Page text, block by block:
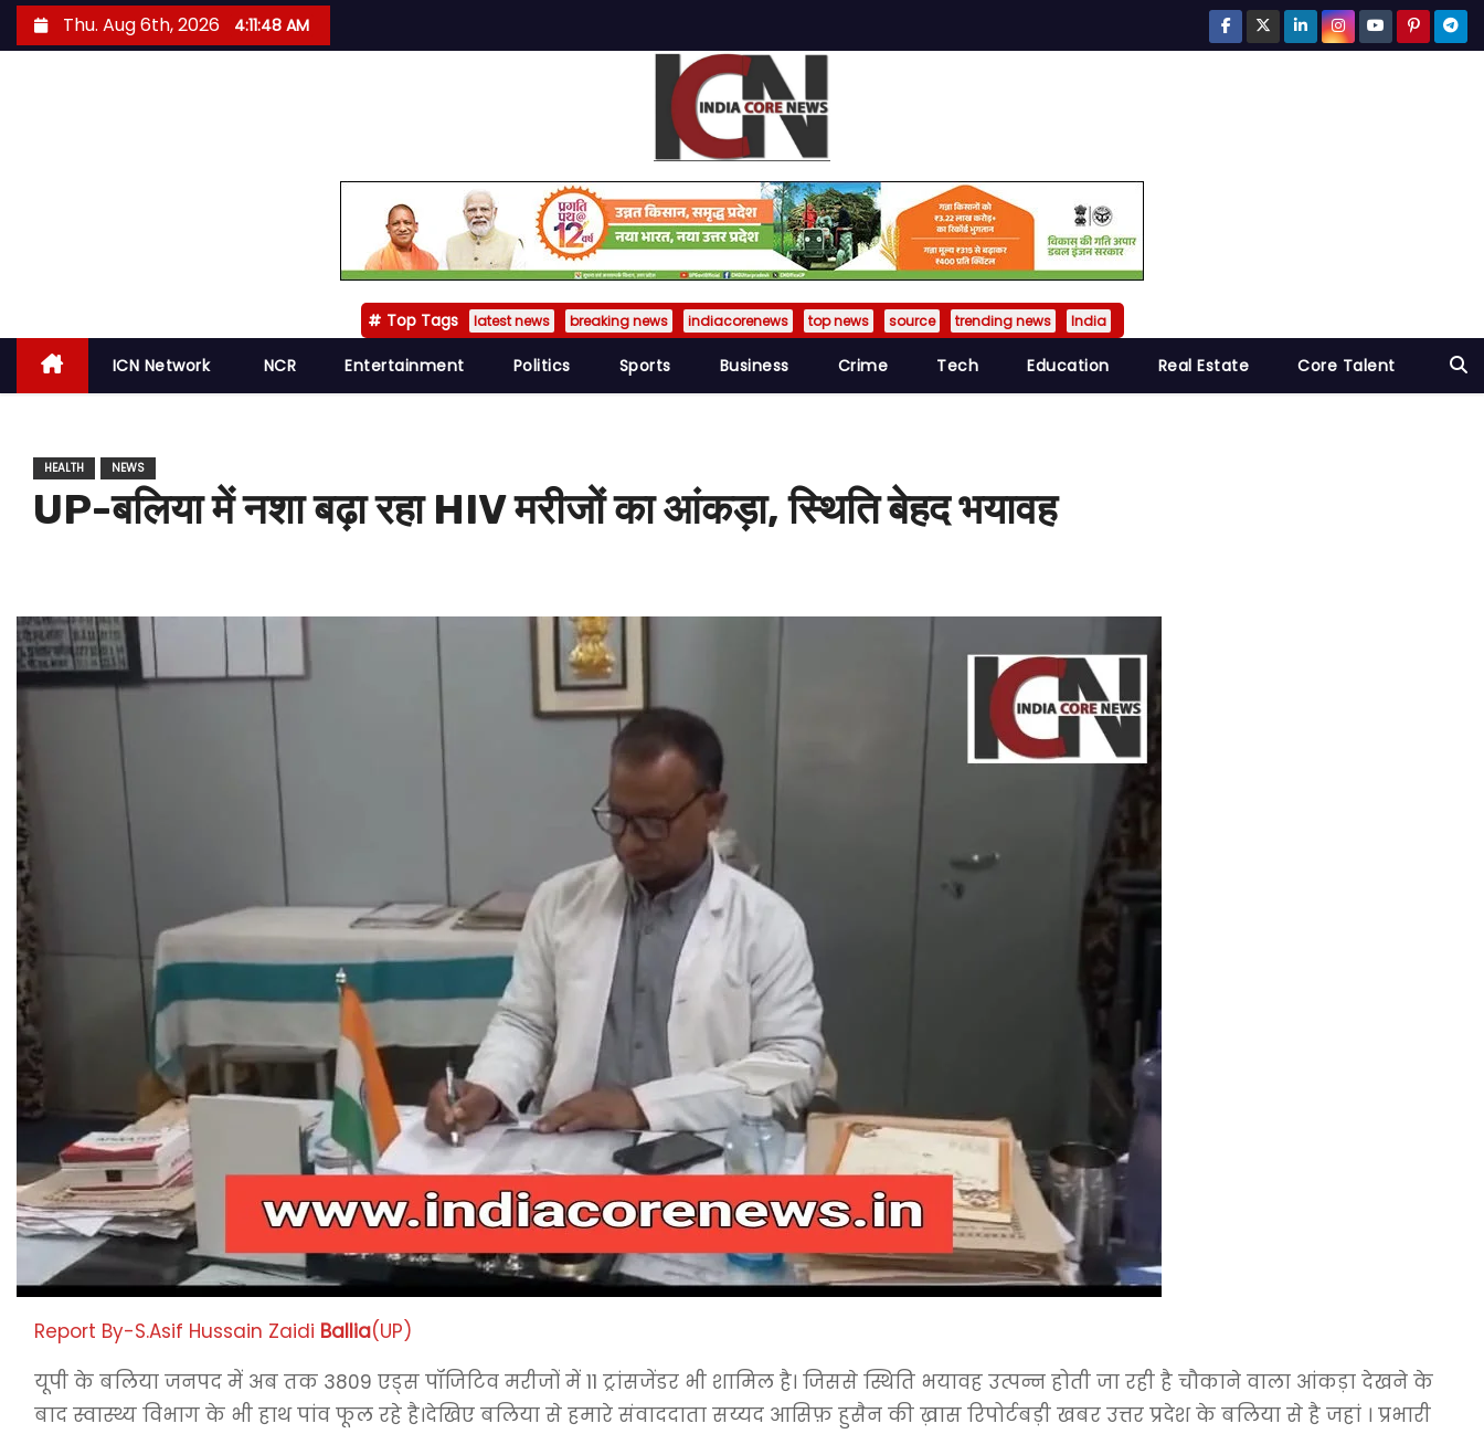
k
Thu. Aug 6th, 2026 4:11:50 AM
Top Tags latest news breaking news indiacorenews top news source trending news India
ICN Network NCR Entertainment Politics Sports Business Crime Tech Education Real Estate Core Talent
HEALTH NEWS
UP-बलिया में नशा बढ़ा रहा HIV मरीजों का आंकड़ा, स्थिति बेहद भयावह
Report By-S.Asif Hussain Zaidi Ballia(UP)
यूपी के बलिया जनपद में अब तक 3809 एड्स पॉजिटिव मरीजों में 11 ट्रांसजेंडर भी शामिल है। जिससे स्थिति भयावह उत्पन्न होती जा रही है चौकाने वाला आंकड़ा देखने के
बाद स्वास्थ्य विभाग के भी हाथ पांव फूल रहे है।देखिए बलिया से हमारे संवाददाता सय्यद आसिफ़ हुसैन की ख़ास रिपोर्टबड़ी खबर उत्तर प्रदेश के बलिया से है जहां । प्रभारी